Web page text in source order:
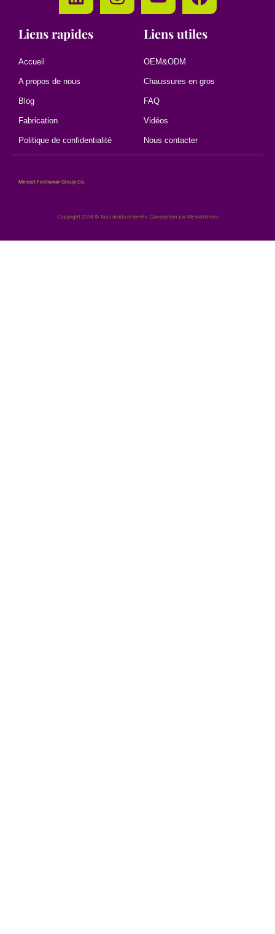
Liens rapides
Accueil
A propos de nous
Blog
Fabrication
Politique de confidentialité
Liens utiles
OEM&ODM
Chaussures en gros
FAQ
Vidéos
Nous contacter
Mescot Footwear Group Co.
Copyright 2018 © Tous droits réservés. Conception par Mescotshoes